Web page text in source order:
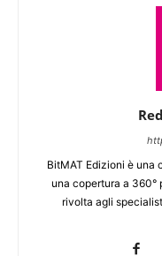
BitMAT Edizioni è una
una copertura a 360°
rivolta agli